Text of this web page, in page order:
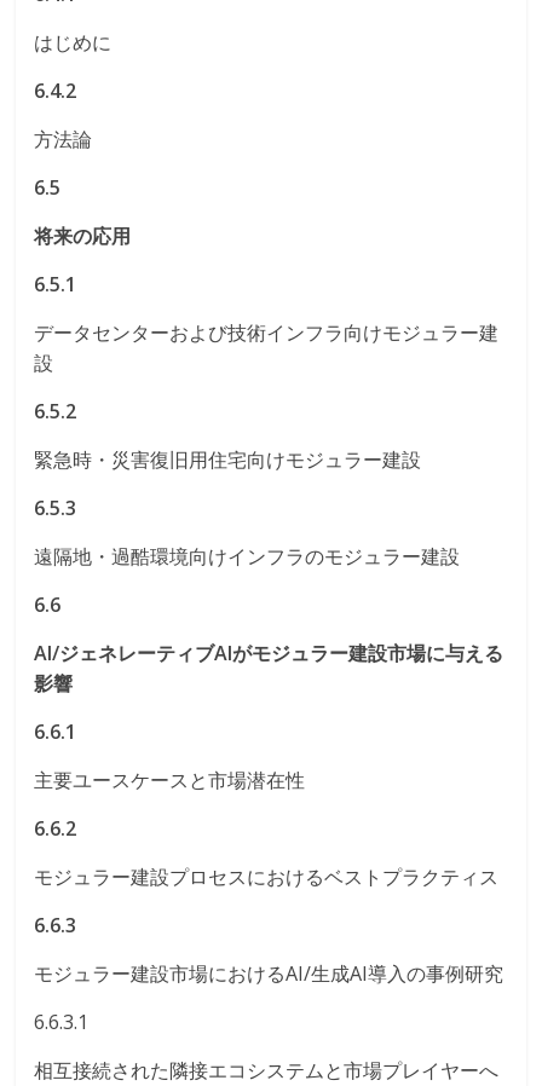
はじめに
6.4.2
方法論
6.5
将来の応用
6.5.1
データセンターおよび技術インフラ向けモジュラー建
設
6.5.2
緊急時・災害復旧用住宅向けモジュラー建設
6.5.3
遠隔地・過酷環境向けインフラのモジュラー建設
6.6
AI/ジェネレーティブAIがモジュラー建設市場に与える
影響
6.6.1
主要ユースケースと市場潜在性
6.6.2
モジュラー建設プロセスにおけるベストプラクティス
6.6.3
モジュラー建設市場におけるAI/生成AI導入の事例研究
6.6.3.1
相互接続された隣接エコシステムと市場プレイヤーへ